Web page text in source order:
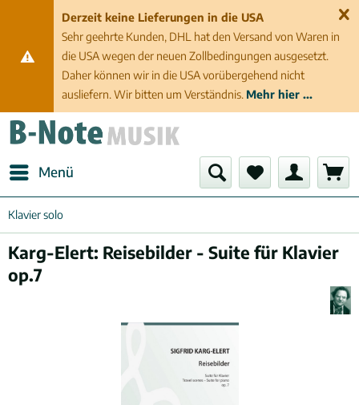
Derzeit keine Lieferungen in die USA
Sehr geehrte Kunden, DHL hat den Versand von Waren in
die USA wegen der neuen Zollbedingungen ausgesetzt.
Daher können wir in die USA vorübergehend nicht
ausliefern. Wir bitten um Verständnis. Mehr hier ...
Menü
Klavier solo
Karg-Elert: Reisebilder - Suite für Klavier
op.7